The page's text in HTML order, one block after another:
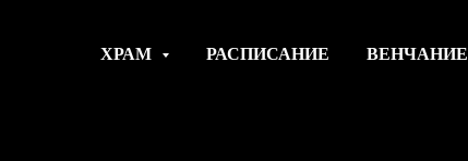
ХРАМ РАСПИСАНИЕ ВЕНЧАНИЕ